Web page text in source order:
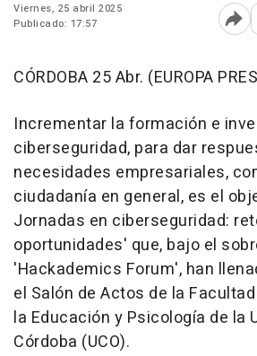
Viernes, 25 abril 2025
Publicado: 17:57
CÓRDOBA 25 Abr. (EUROPA
Incrementar la formación e
ciberseguridad, para dar
necesidades empresariales,
ciudadanía en general, es el
Jornadas en ciberseguridad:
oportunidades' que, bajo el
'Hackademics Forum', han
el Salón de Actos de la
la Educación y Psicología de la
Córdoba (UCO).